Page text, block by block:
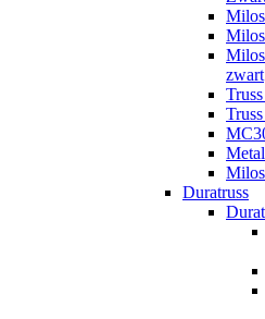
zwart
Duratruss